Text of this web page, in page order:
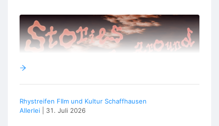
🎭 ACTORS
THE COACH
A former fighter who became Sora’s father figure after
the death of her father.
Rhystreifen FIlm und Kultur Schaffhausen
Allerlei
31. Juli 2026